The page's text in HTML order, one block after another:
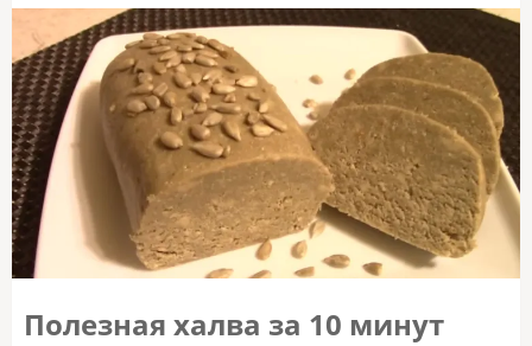
Полезная халва за 10 минут